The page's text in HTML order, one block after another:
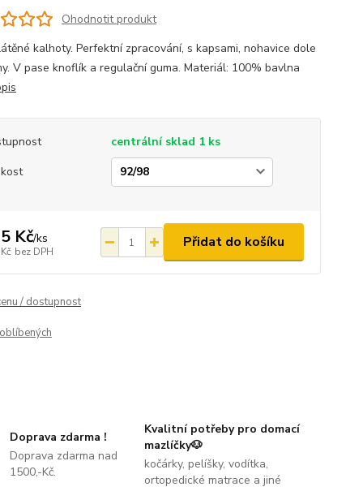
Ohodnotit produkt
kalhoty. Perfektní zpracování, s kapsami, nohavice dole
V pase knoflík a regulační guma. Materiál: 100% bavlna
centrální sklad 1 ks
Kč/ks
bez DPH
Přidat do košíku
/ dostupnost
Doprava zdarma !
Doprava zdarma nad
1500,-Kč.
Kvalitní potřeby pro domací
mazlíčky🐶
kočárky, pelíšky, vodítka,
ortopedické matrace a jiné